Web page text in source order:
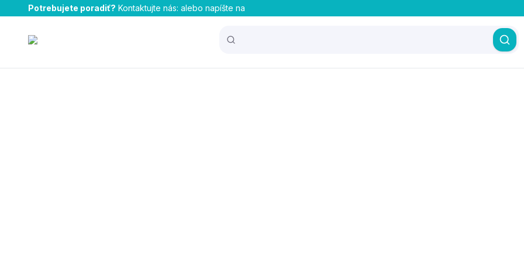
Potrebujete poradiť? Kontaktujte nás: alebo napíšte na